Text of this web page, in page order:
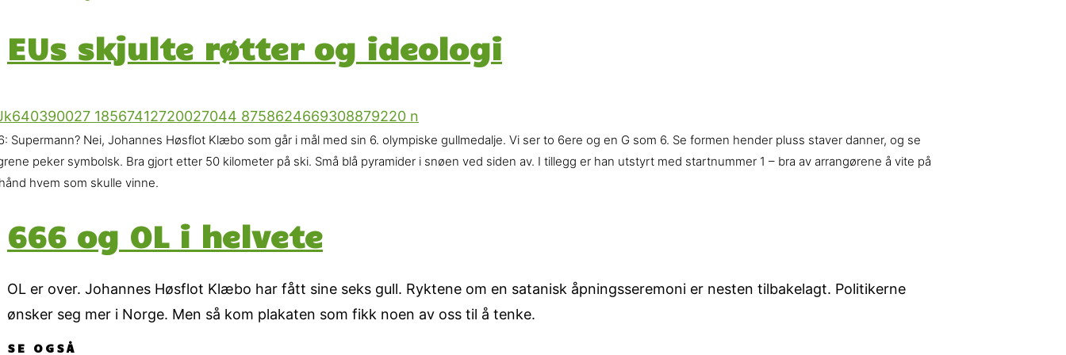
EUs skjulte røtter og ideologi
Supermann? Nei, Johannes Høsflot Klæbo som går i mål med sin 6. olympiske gullmedalje. Vi ser to 6ere og en G som 6. Se formen hender pluss staver danner, og se
peker symbolsk. Bra gjort etter 50 kilometer på ski. Små blå pyramider i snøen ved siden av. I tillegg er han utstyrt med startnummer 1 – bra av arrangørene å vite på
hvem som skulle vinne.
666 og OL i helvete
OL er over. Johannes Høsflot Klæbo har fått sine seks gull. Ryktene om en satanisk åpningsseremoni er nesten tilbakelagt. Politikerne
ønsker seg mer i Norge. Men så kom plakaten som fikk noen av oss til å tenke.
SE OGSÅ